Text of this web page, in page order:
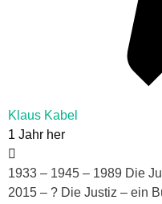
Klaus Kabel
1 Jahr her
1933 – 1945 – 1989 Die
2015 – ? Die Justiz – ein